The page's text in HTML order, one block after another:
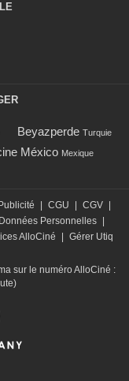
Beyazperde Turquie
México Mexique
Publicité CGU CGV
Données Personnelles
AlloCiné
Gérer Utiq
sur le numéro AlloCiné :